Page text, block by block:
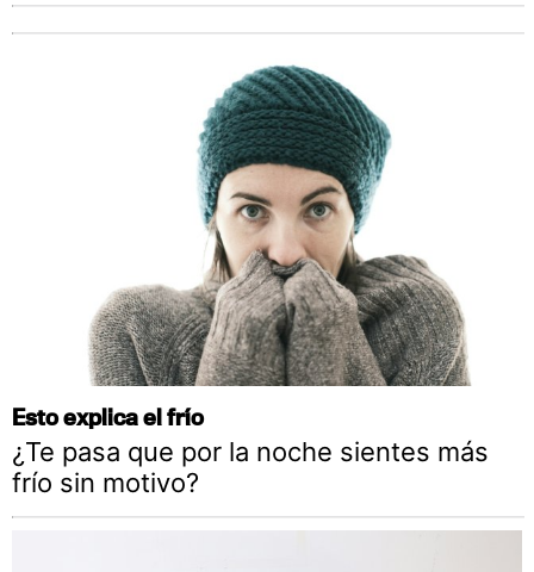
Esto explica el frío
¿Te pasa que por la noche sientes más
frío sin motivo?